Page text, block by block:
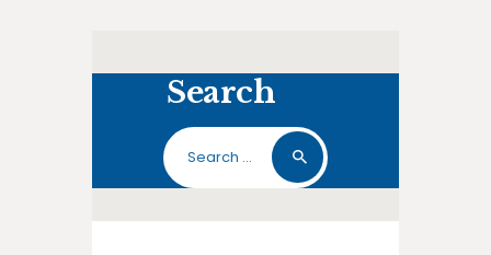
Search
Search
for: